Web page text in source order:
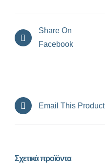
Share On
Facebook
Email This Product
Σχετικά προϊόντα